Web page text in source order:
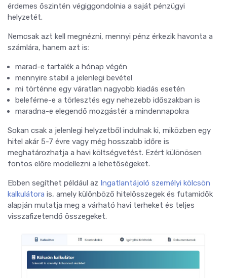
érdemes őszintén végiggondolnia a saját pénzügyi
helyzetét.
Nemcsak azt kell megnézni, mennyi pénz érkezik havonta a
számlára, hanem azt is:
marad-e tartalék a hónap végén
mennyire stabil a jelenlegi bevétel
mi történne egy váratlan nagyobb kiadás esetén
beleférne-e a törlesztés egy nehezebb időszakban is
maradna-e elegendő mozgástér a mindennapokra
Sokan csak a jelenlegi helyzetből indulnak ki, miközben egy
hitel akár 5-7 évre vagy még hosszabb időre is
meghatározhatja a havi költségvetést. Ezért különösen
fontos előre modellezni a lehetőségeket.
Ebben segíthet például az Ingatlantájoló személyi kölcsön
kalkulátora is, amely különböző hitelösszegek és futamidők
alapján mutatja meg a várható havi terheket és teljes
visszafizetendő összegeket.